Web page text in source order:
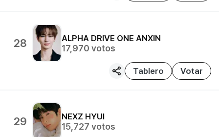
28 ALPHA DRIVE ONE ANXIN
17,970 votos
Tablero Votar
29 NEXZ HYUI
15,727 votos